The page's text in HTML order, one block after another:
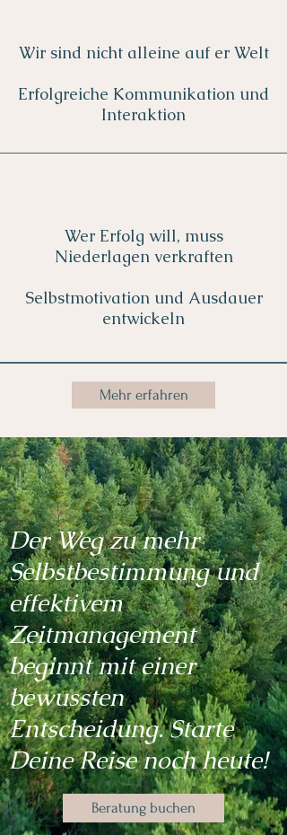
Wir sind nicht alleine auf er Welt
Erfolgreiche Kommunikation und
Interaktion
Wer Erfolg will, muss
Niederlagen verkraften
Selbstmotivation und Ausdauer
entwickeln
Mehr erfahren
Der Weg zu mehr
Selbstbestimmung und
effektivem
Zeitmanagement
beginnt mit einer
bewussten
Entscheidung. Starte
Deine Reise noch heute!
Beratung buchen